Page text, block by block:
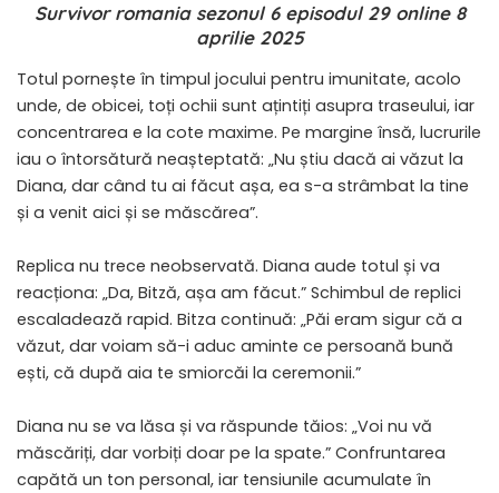
Survivor romania sezonul 6 episodul 29 online 8
aprilie 2025
Totul pornește în timpul jocului pentru imunitate, acolo
unde, de obicei, toți ochii sunt ațintiți asupra traseului, iar
concentrarea e la cote maxime. Pe margine însă, lucrurile
iau o întorsătură neașteptată: „Nu știu dacă ai văzut la
Diana, dar când tu ai făcut așa, ea s-a strâmbat la tine
și a venit aici și se măscărea”.
​Replica nu trece neobservată. Diana aude totul și va
reacționa: „Da, Bitză, așa am făcut.” Schimbul de replici
escaladează rapid. Bitza continuă: „Păi eram sigur că a
văzut, dar voiam să-i aduc aminte ce persoană bună
ești, că după aia te smiorcăi la ceremonii.”
Diana nu se va lăsa și va răspunde tăios: „Voi nu vă
măscăriți, dar vorbiți doar pe la spate.” Confruntarea
capătă un ton personal, iar tensiunile acumulate în